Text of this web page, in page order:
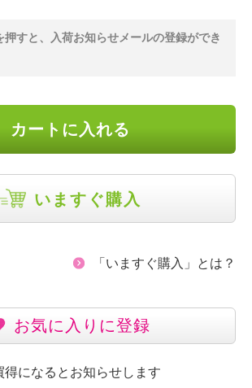
押すと、入荷お知らせメールの登録ができ
カートに入れる
いますぐ購入
「いますぐ購入」とは？
お気に入りに登録
得になるとお知らせします